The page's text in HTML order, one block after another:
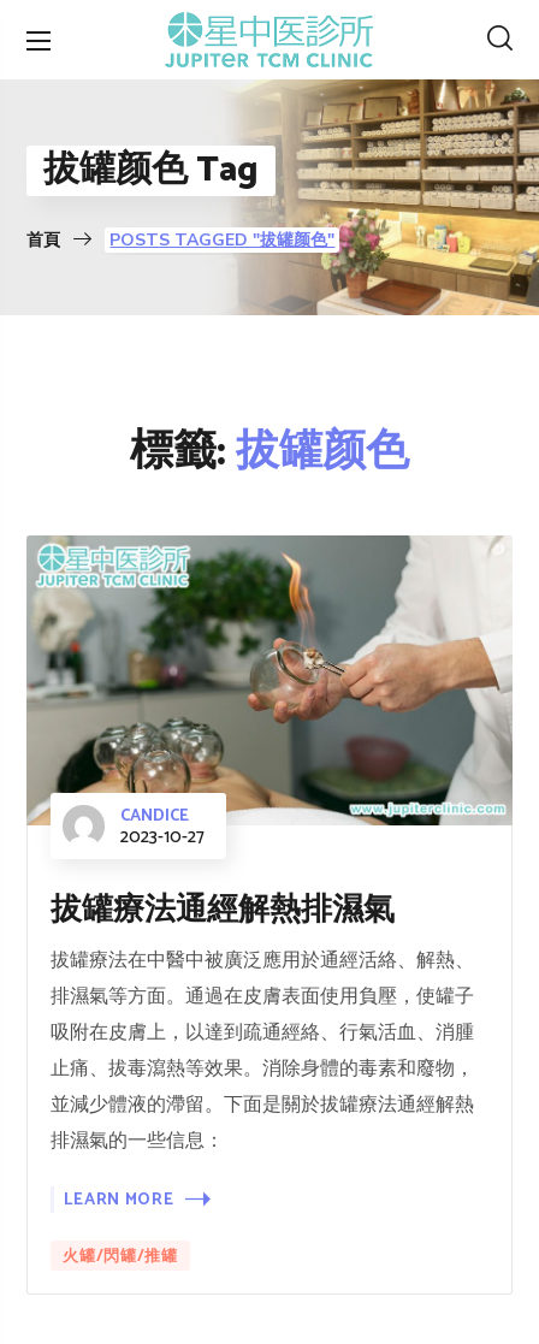
拔罐颜色 Tag
首頁 POSTS TAGGED "拔罐颜色"
標籤:拔罐颜色
CANDICE
2023-10-27
拔罐療法通經解熱排濕氣
拔罐療法在中醫中被廣泛應用於通經活絡、解熱、
排濕氣等方面。通過在皮膚表面使用負壓，使罐子
吸附在皮膚上，以達到疏通經絡、行氣活血、消腫
止痛、拔毒瀉熱等效果。消除身體的毒素和廢物，
並減少體液的滯留。下面是關於拔罐療法通經解熱
排濕氣的一些信息：
LEARN MORE
火罐/閃罐/推罐